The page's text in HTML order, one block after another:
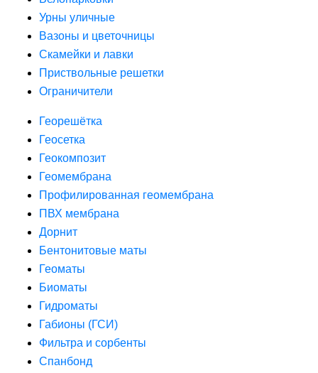
Урны уличные
Вазоны и цветочницы
Скамейки и лавки
Приствольные решетки
Ограничители
Георешётка
Геосетка
Геокомпозит
Геомембрана
Профилированная геомембрана
ПВХ мембрана
Дорнит
Бентонитовые маты
Геоматы
Биоматы
Гидроматы
Габионы (ГСИ)
Фильтра и сорбенты
Спанбонд